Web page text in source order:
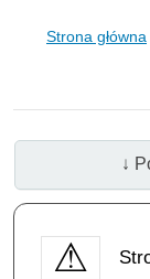
Strona główna
↓